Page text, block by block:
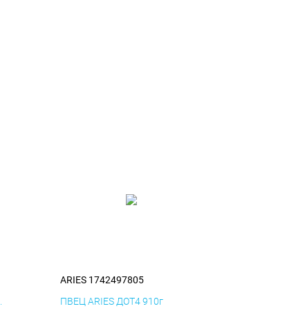
ARIES 1742497805
ПВЕЦ ARIES ДОТ4 910г